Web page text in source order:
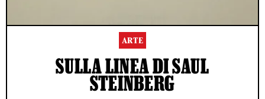
ARTE
SULLA LINEA DI SAUL
STEINBERG